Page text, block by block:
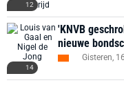
12
14
'KNVB
nieuwe
Gisteren,